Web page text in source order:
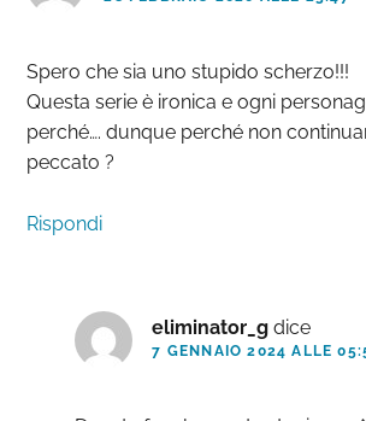
Spero che sia uno stupido scherzo!!!
Questa serie è ironica e ogni
perché…. dunque perché non
peccato ?
Rispondi
eliminator_g dice
7 GENNAIO 2024 ALLE